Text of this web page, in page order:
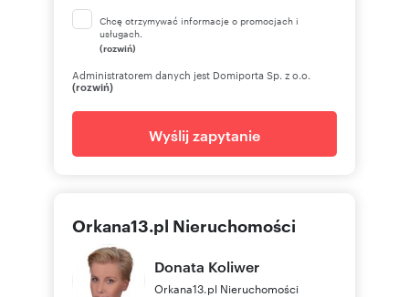
Chcę otrzymywać informacje o promocjach i
usługach.
(rozwiń)
Administratorem danych jest Domiporta Sp. z o.o.
(rozwiń)
Wyślij zapytanie
Orkana13.pl Nieruchomości
Donata Koliwer
Orkana13.pl Nieruchomości